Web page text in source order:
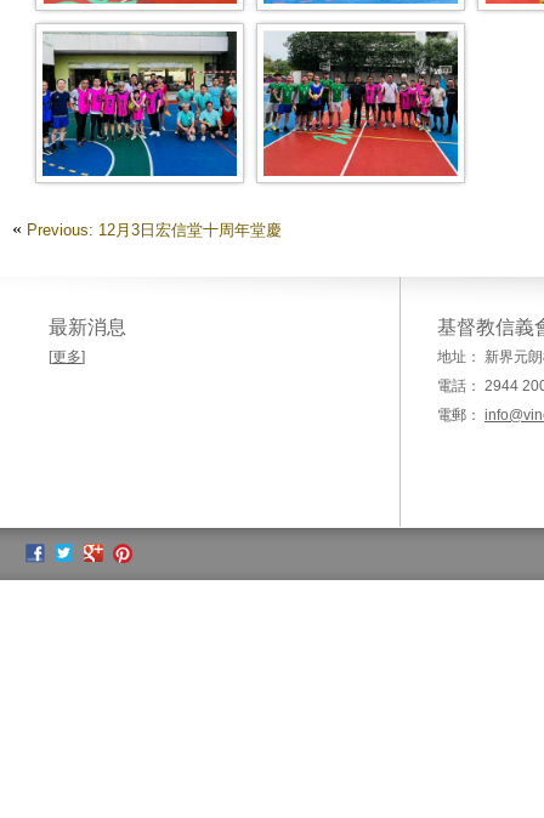
Efb2ddea-53d0-40b0-91aa-
3eed5c374d18
WhatsApp Image 2023-11-06 At
09.57.38 (1)
« Previous: 12月3日宏信堂十周年堂慶
最新消息
[更多]
基督教信義
地址： 新界元
電話： 2944
電郵：